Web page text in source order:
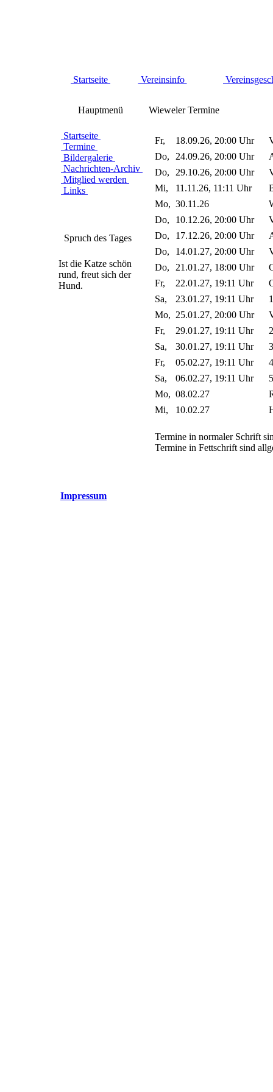
Startseite Vereinsinfo
Hauptmenü
Startseite
Termine
Bildergalerie
Nachrichten-Archiv
Mitglied werden
Links
Spruch des Tages
Ist die Katze schön
rund, freut sich der
Hund.
Wieweler Termine
Fr, 18.09.26, 20:00 Uhr
Do,
24.09.26, 20:00 Uhr
Do,
29.10.26, 20:00 Uhr
Mi,
11.11.26, 11:11 Uhr
Mo, 30.11.26
Do,
10.12.26, 20:00 Uhr
Do,
17.12.26, 20:00 Uhr
Do,
14.01.27, 20:00 Uhr
Do,
21.01.27, 18:00 Uhr
Fr,
22.01.27, 19:11 Uhr
Sa,
23.01.27, 19:11 Uhr
Mo, 25.01.27, 20:00 Uhr
Fr,
29.01.27, 19:11 Uhr
Sa,
30.01.27, 19:11 Uhr
Fr,
05.02.27, 19:11 Uhr
Sa,
06.02.27, 19:11 Uhr
Mo, 08.02.27
Mi,
10.02.27
Termine in normaler Schrift
Termine in Fettschrift sind
Impressum